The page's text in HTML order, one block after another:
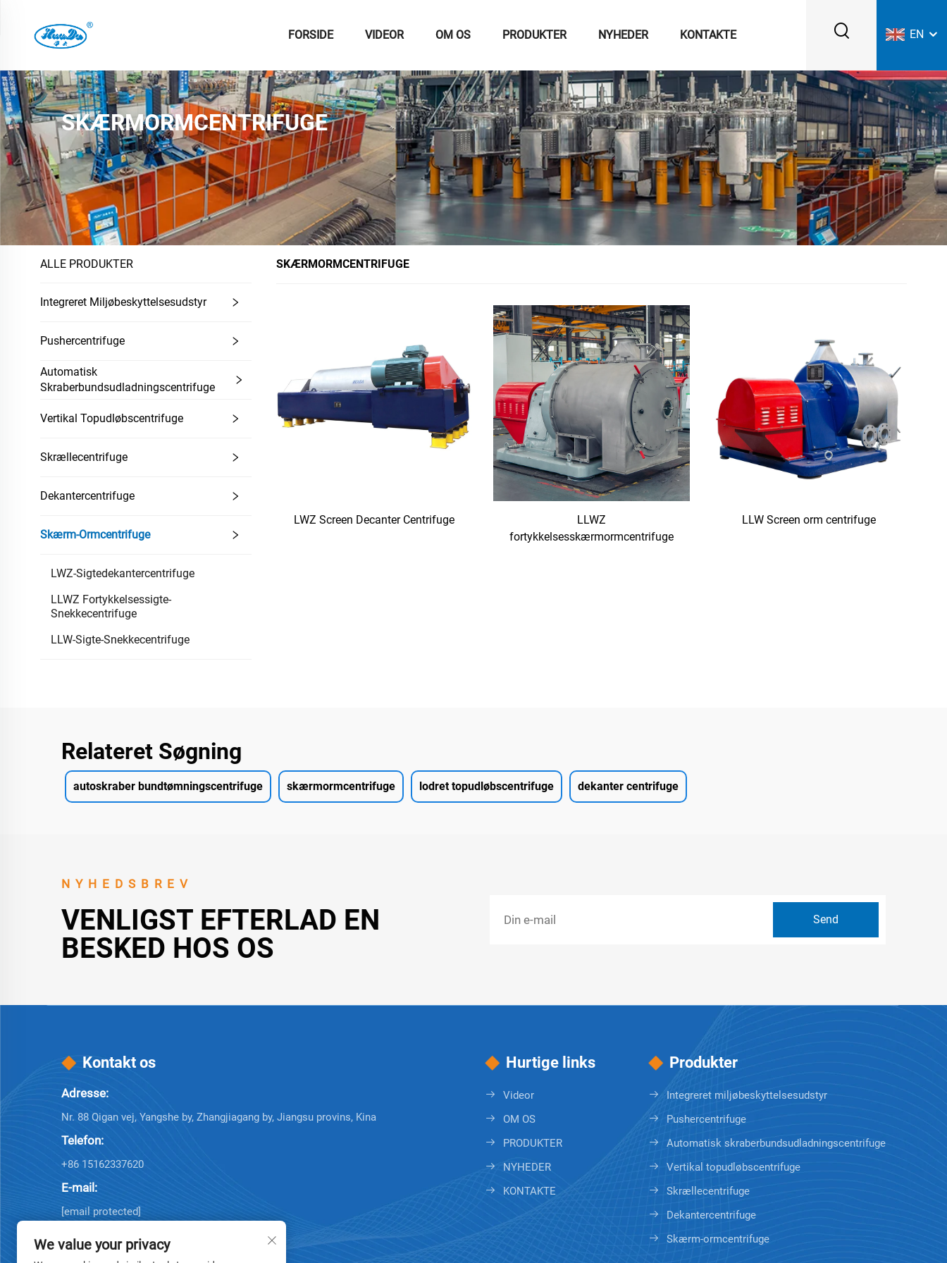
FORSIDE VIDEOR OM OS PRODUKTER NYHEDER KONTAKTE EN
SKÆRMORMCENTRIFUGE
ALLE PRODUKTER
Integreret Miljøbeskyttelsesudstyr
Pushercentrifuge
Automatisk
Skraberbundsudladningscentrifuge
Vertikal Topudløbscentrifuge
Skrællecentrifuge
Dekantercentrifuge
Skærm-Ormcentrifuge
LWZ-Sigtedekantercentrifuge
LLWZ Fortykkelsessigte-
Snekkecentrifuge
LLW-Sigte-Snekkecentrifuge
SKÆRMORMCENTRIFUGE
LWZ Screen Decanter Centrifuge
LLWZ
fortykkelsesskærmormcentrifuge
LLW Screen orm centrifuge
Relateret Søgning
autoskraber bundtømningscentrifuge skærmormcentrifuge lodret topudløbscentrifuge dekanter centrifuge
NYHEDSBREV
VENLIGST EFTERLAD EN
BESKED HOS OS
Kontakt os
Adresse:
Nr. 88 Qigan vej, Yangshe by, Zhangjiagang by, Jiangsu provins, Kina
Telefon:
+86 15162337620
E-mail:
[email protected]
Hurtige links
Videor
OM OS
PRODUKTER
NYHEDER
KONTAKTE
Produkter
Integreret miljøbeskyttelsesudstyr
Pushercentrifuge
Automatisk skraberbundsudladningscentrifuge
Vertikal topudløbscentrifuge
Skrællecentrifuge
Dekantercentrifuge
Skærm-ormcentrifuge
We value your privacy